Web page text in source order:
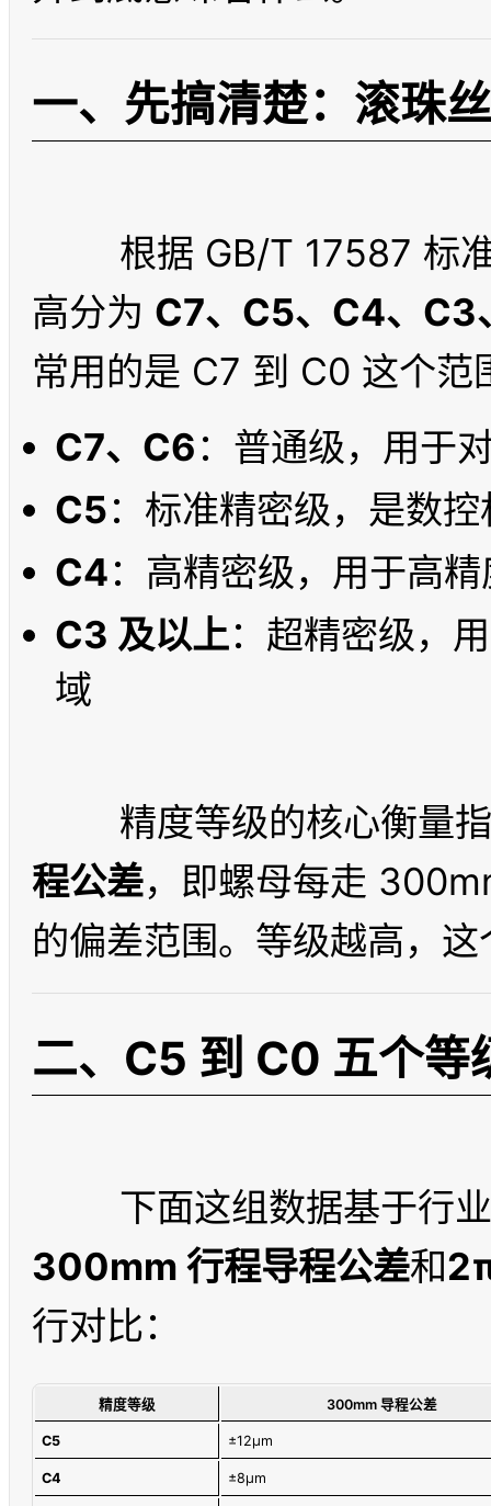
一、先搞清楚：滚珠
高分为 C7、C5、C4、C3
C7、C6：普通级，用于
C5：标准精密级，是数
C4：高精密级，用于高
C3 及以上：超精密级，
域
精度等级的核心衡量
程公差，即螺母每走
二、C5 到 C0 五个等
300mm 行程导程公差和
精度等级 300mm 导程公差
C5 ±12μm
C4 ±8μm